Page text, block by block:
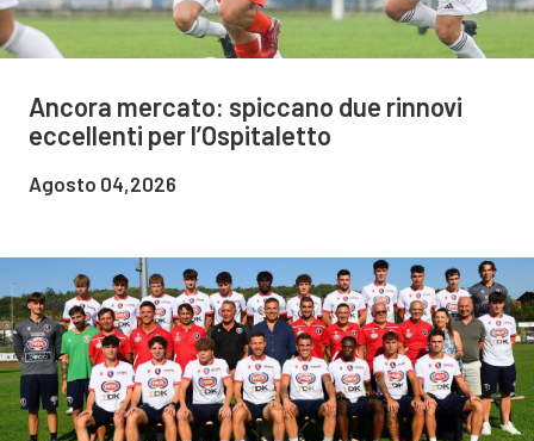
Ancora mercato: spiccano due rinnovi
eccellenti per l’Ospitaletto
Agosto 04,2026